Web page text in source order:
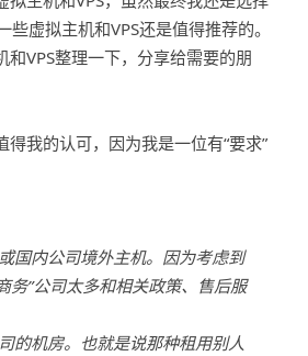
些虚拟主机和VPS还是值得推荐的。
和VPS整理一下，分享给需要的朋
得我的认可，因为我是一位有“要求”
国内公司境外主机。因为考虑到
务”公司太多和相关政策、售后服
的机房。也就是说那种租用别人